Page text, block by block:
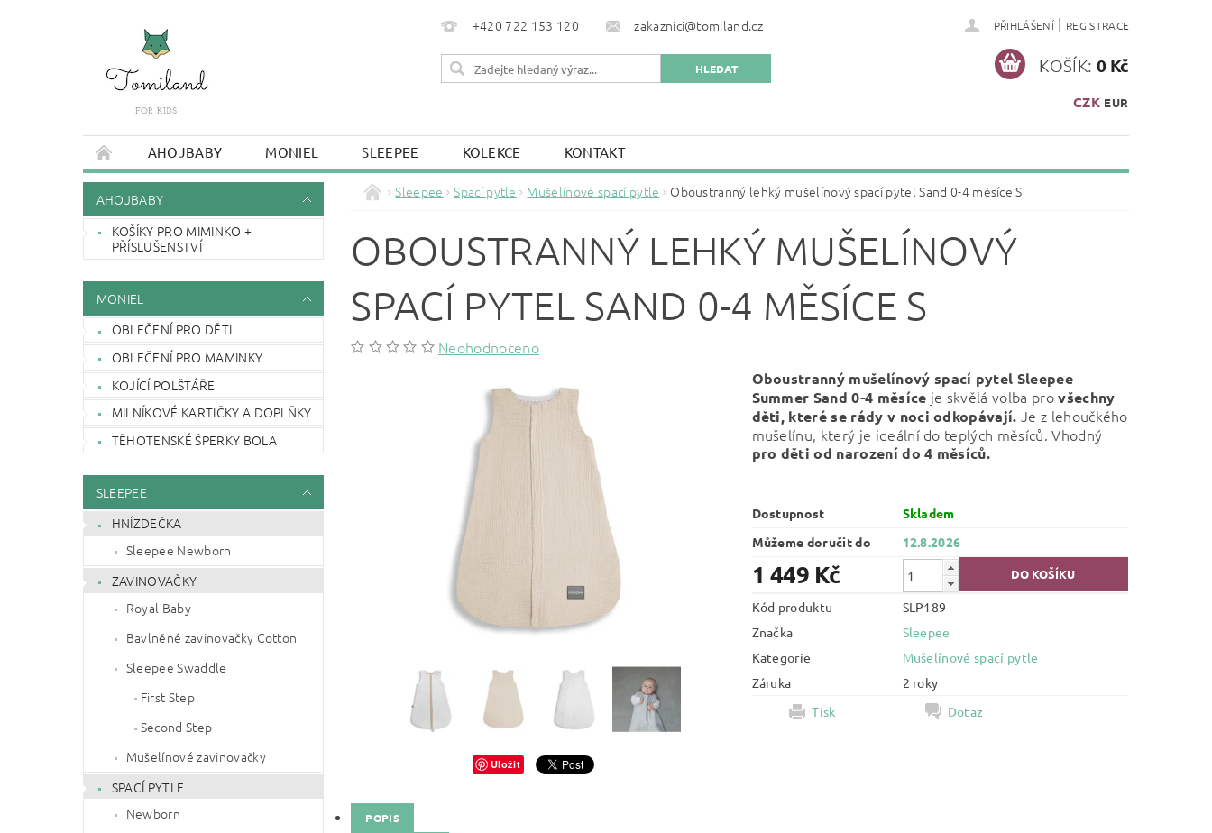
+420 722 153 120 zakaznici@tomiland.cz PŘIHLÁŠENÍ | REGISTRACE
CZK EUR
KOŠÍK: 0 Kč
AHOJBABY MONIEL SLEEPEE KOLEKCE KONTAKT
AHOJBABY
KOŠÍKY PRO MIMINKO +
PŘÍSLUŠENSTVÍ
MONIEL
OBLEČENÍ PRO DĚTI
OBLEČENÍ PRO MAMINKY
KOJÍCÍ POLŠTÁŘE
MILNÍKOVÉ KARTIČKY A DOPLŇKY
TĚHOTENSKÉ ŠPERKY BOLA
SLEEPEE
HNÍZDEČKA
Sleepee Newborn
ZAVINOVAČKY
Royal Baby
Bavlněné zavinovačky Cotton
Sleepee Swaddle
First Step
Second Step
Mušelínové zavinovačky
SPACÍ PYTLE
Newborn
Sleepee Spací pytle Mušelínové spací pytle Oboustranný lehký mušelínový spací pytel Sand 0-4 měsíce S
OBOUSTRANNÝ LEHKÝ MUŠELÍNOVÝ
SPACÍ PYTEL SAND 0-4 MĚSÍCE S
Neohodnoceno
Uložit
Oboustranný mušelínový spací pytel Sleepee
Summer Sand 0-4 měsíce je skvělá volba provšechny
děti, které se rády v noci odkopávají. Je z lehoučkého
mušelínu, který je ideální do teplých měsíců. Vhodný
pro děti od narození do 4 měsíců.
Dostupnost
Skladem
Můžeme doručit do
12.8.2026
1 449 Kč
Kód produktu
SLP189
Značka
Sleepee
Kategorie
Mušelínové spací pytle
Záruka
2 roky
Tisk
Dotaz
POPIS